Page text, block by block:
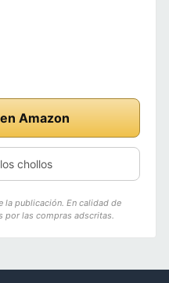
Amazon
chollos
la publicación. En calidad de
por las compras adscritas.